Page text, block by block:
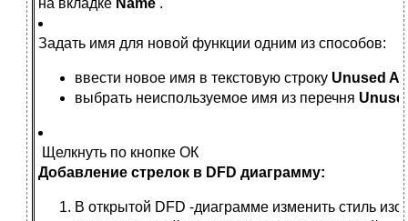
Задать имя для новой функции одним из способов:
ввести новое имя в текстовую строку Unused
выбрать неиспользуемое имя из перечня
Щелкнуть по кнопке ОК
Добавление стрелок в DFD диаграмму:
В открытой DFD -диаграмме изменить стиль